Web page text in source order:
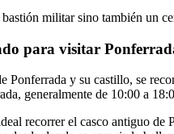
militar sino también un
para visitar
Ponferrada y su castillo, se
generalmente de 10:00 a
recorrer el casco antiguo de